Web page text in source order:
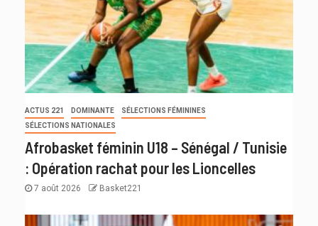
ACTUS 221 DOMINANTE
SÉLECTIONS FÉMININES
SÉLECTIONS NATIONALES
Afrobasket féminin U18 – Sénégal / Tunisie
: Opération rachat pour les Lioncelles
7 août 2026 Basket221